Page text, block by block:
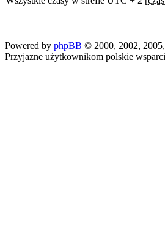
Powered by phpBB © 2000, 2002,
Przyjazne użytkownikom polskie